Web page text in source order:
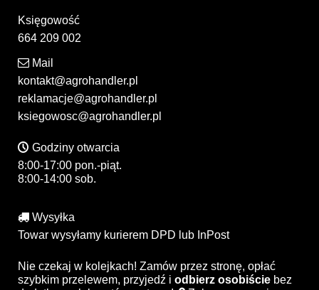
Księgowość
664 209 002
Mail
kontakt@agrohandler.pl
reklamacje@agrohandler.pl
ksiegowosc@agrohandler.pl
Godziny otwarcia
8:00-17:00 pon.-piąt.
8:00-14:00 sob.
Wysyłka
Towar wysyłamy kurierem DPD lub InPost
Nie czekaj w kolejkach! Zamów przez stronę, opłać
szybkim przelewem, przyjedź i odbierz osobiście bez